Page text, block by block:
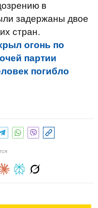
в
задержаны двое
стран.
огонь по
партии
погибло